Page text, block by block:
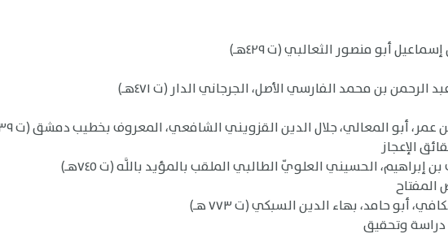
أبو منصور الثعالبي (ت ٤٢٩هـ)
الرحمن بن محمد الفارسي الأصل، الجرجاني الدار (ت ٤٧١هـ)
أبو المعالي، جلال الدين القزويني الشافعي، المعروف بخطيب دمشق (ت ٧٣٩هـ)
الحسيني العلويّ الطالبي الملقب بالمؤيد باللَّه (ت ٧٤٥هـ)
أبو حامد، بهاء الدين السبكي (ت ٧٧٣ هـ)